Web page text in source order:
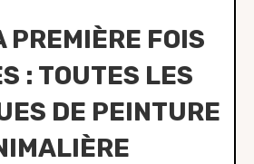
PREMIÈRE FOIS
: TOUTES LES
DE PEINTURE